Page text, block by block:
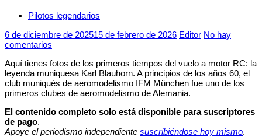
Pilotos legendarios
6 de diciembre de 202515 de febrero de 2026 Editor No hay
comentarios
Aquí tienes fotos de los primeros tiempos del vuelo a motor RC: la
leyenda muniquesa Karl Blauhorn. A principios de los años 60, el
club muniqués de aeromodelismo IFM München fue uno de los
primeros clubes de aeromodelismo de Alemania.
El contenido completo solo está disponible para suscriptores
de pago.
Apoye el periodismo independiente suscribiéndose hoy mismo.